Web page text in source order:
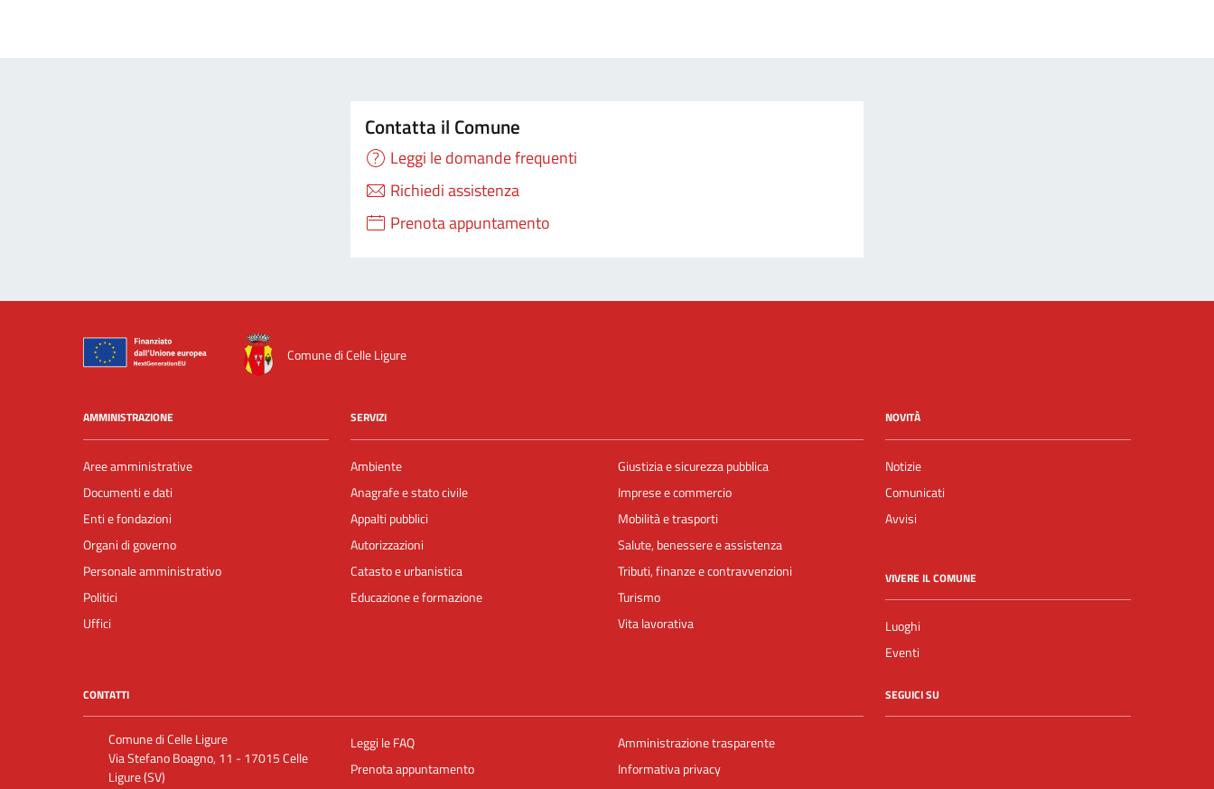
Contatta il Comune
Leggi le domande frequenti
Richiedi assistenza
Prenota appuntamento
Comune di Celle Ligure
AMMINISTRAZIONE
Aree amministrative
Documenti e dati
Enti e fondazioni
Organi di governo
Personale amministrativo
Politici
Uffici
SERVIZI
Ambiente
Anagrafe e stato civile
Appalti pubblici
Autorizzazioni
Catasto e urbanistica
Educazione e formazione
Giustizia e sicurezza pubblica
Imprese e commercio
Mobilità e trasporti
Salute, benessere e assistenza
Tributi, finanze e contravvenzioni
Turismo
Vita lavorativa
NOVITÀ
Notizie
Comunicati
Avvisi
VIVERE IL COMUNE
Luoghi
Eventi
CONTATTI
Comune di Celle Ligure
Via Stefano Boagno, 11 - 17015 Celle
Ligure (SV)
Leggi le FAQ
Prenota appuntamento
Amministrazione trasparente
Informativa privacy
SEGUICI SU